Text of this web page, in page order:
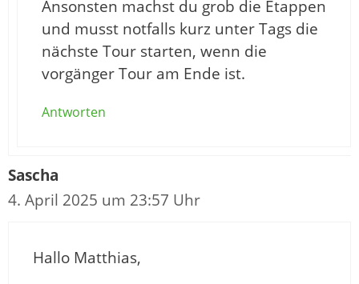
Ansonsten machst du grob die Etappen
und musst notfalls kurz unter Tags die
nächste Tour starten, wenn die
vorgänger Tour am Ende ist.
Antworten
Sascha
4. April 2025 um 23:57 Uhr
Hallo Matthias,